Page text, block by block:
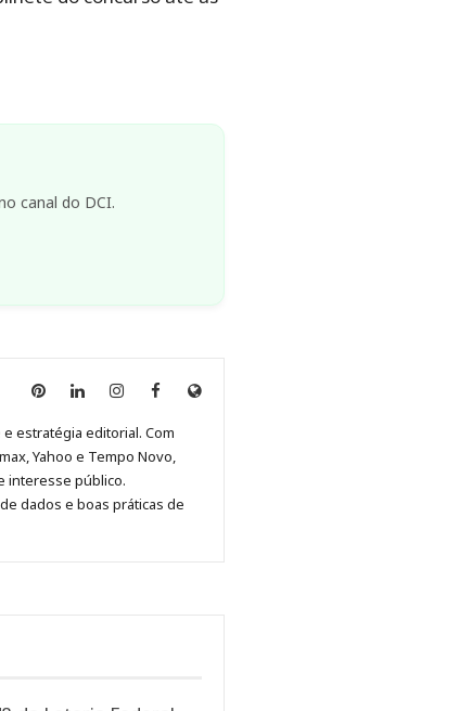
canal do DCI.
Anny
no
Pinterest
Anny
no
LinkedIn
Anny
no
Instagram
Anny
no
Facebook
Site
estratégia editorial. Com
Yahoo e Tempo Novo,
interesse público.
dados e boas práticas de